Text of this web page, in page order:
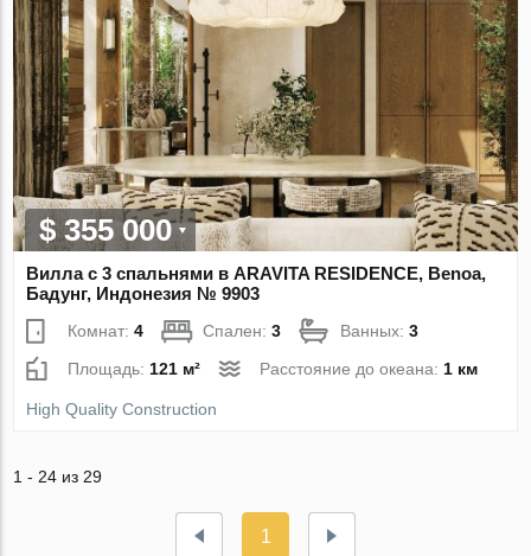
$ 355 000
Вилла с 3 спальнями в ARAVITA RESIDENCE, Benoa,
Бадунг, Индонезия № 9903
Комнат:4 Спален:3 Ванных:3
Площадь:121 м² Расстояние до океана:1 км
High Quality Construction
1 - 24 из 29
1